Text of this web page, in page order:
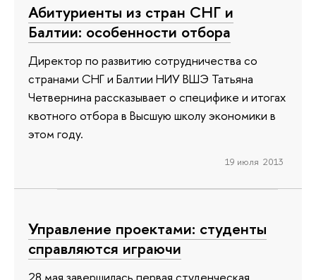
Абитуриенты из стран СНГ и
Балтии: особенности отбора
Директор по развитию сотрудничества со
странами СНГ и Балтии НИУ ВШЭ Татьяна
Четвернина рассказывает о специфике и итогах
квотного отбора в Высшую школу экономики в
этом году.
19 июля 2013
Управление проектами: студенты
справляются играючи